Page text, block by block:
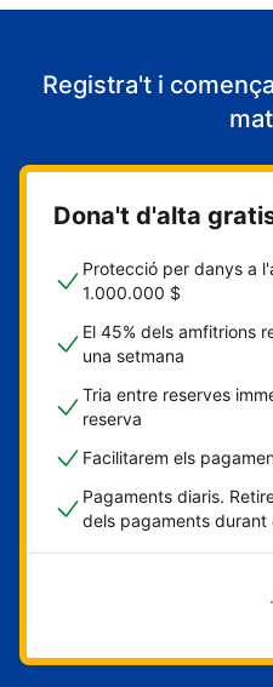
Registra't i
Dona't d'alta
Protecció per danys a
1.000.000 $
El 45% dels amfitrions
una setmana
Tria entre reserves
reserva
Facilitarem els
Pagaments diaris.
dels pagaments durant
Comença